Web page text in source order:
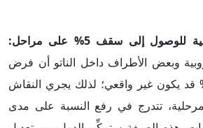
وبعض الأطراف داخل الناتو أن فرض
فوري بنسبة 5% قد يكون غير واقعي؛ لذلك يجري النقاش
تتدرج في رفع النسبة على مدى